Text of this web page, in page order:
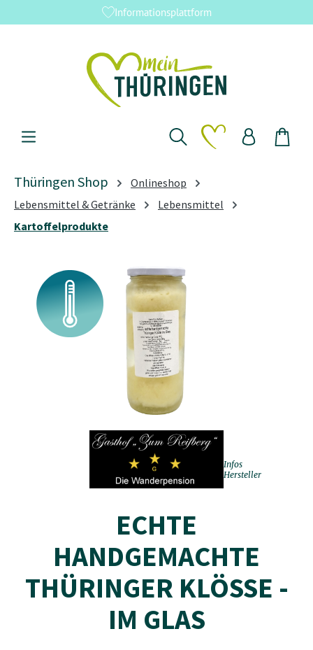
Zum Hauptinhalt springenInformationsplattform
Du hast 0 Produkte
Thüringen Shop
Onlineshop
Lebensmittel & Getränke
Lebensmittel
Kartoffelprodukte
Bildergalerie überspringen
Infos
Hersteller
ECHTE
HANDGEMACHTE
THÜRINGER KLÖSSE - I
M GLAS